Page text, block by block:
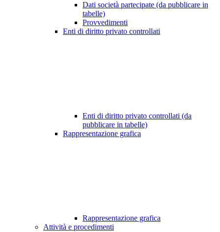
Dati società partecipate (da pubblicare in
tabelle)
Provvedimenti
Enti di diritto privato controllati
Enti di diritto privato controllati (da
pubblicare in tabelle)
Rappresentazione grafica
Rappresentazione grafica
Attività e procedimenti